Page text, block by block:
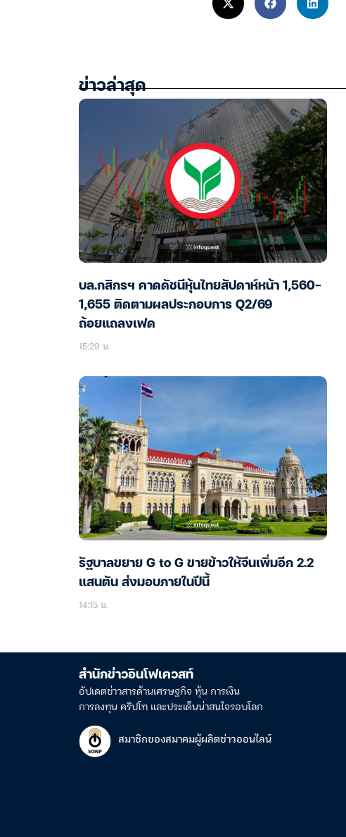
ข่าวล่าสุด
บล.กสิกรฯ คาดดัชนีหุ้นไทยสัปดาห์หน้า 1,560-
1,655 ติดตามผลประกอบการ Q2/69
ถ้อยแถลงเฟด
15:29 น.
รัฐบาลขยาย G to G ขายข้าวให้จีนเพิ่มอีก 2.2
แสนตัน ส่งมอบภายในปีนี้
14:15 น.
สำนักข่าวอินโฟเควสท์
อัปเดตข่าวสารด้านเศรษฐกิจ หุ้น การเงิน
การลงทุน คริปโท และประเด็นน่าสนใจรอบโลก
สมาชิกของสมาคมผู้ผลิตข่าวออนไลน์